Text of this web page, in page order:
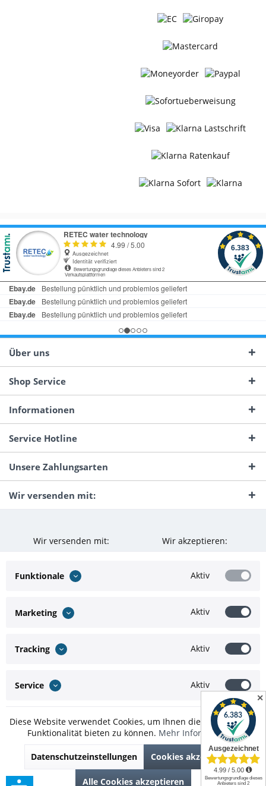
✕
Über uns
Shop Service
Informationen
Service Hotline
Unsere Zahlungsarten
Wir versenden mit:
Wir versenden mit: Wir akzeptieren:
* Alle Preise inkl. gesetzl. Mehrwertsteuer zzgl.Versandkostenund ggf.
Nachnahmegebühren, wenn nicht anders beschrieben
Theme byThemeWare®
Funktionale Aktiv
Marketing Aktiv
Tracking Aktiv
Service Aktiv
Diese Website verwendet Cookies, um Ihnen die bestmögliche
Funktionalität bieten zu können. Mehr Informationen
Datenschutzeinstellungen Cookies akzeptieren
Alle Cookies akzeptieren